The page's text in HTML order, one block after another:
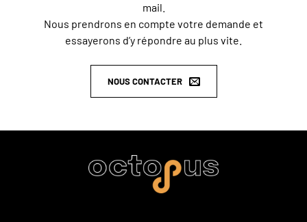
mail.
Nous prendrons en compte votre demande et
essayerons d’y répondre au plus vite.
NOUS CONTACTER